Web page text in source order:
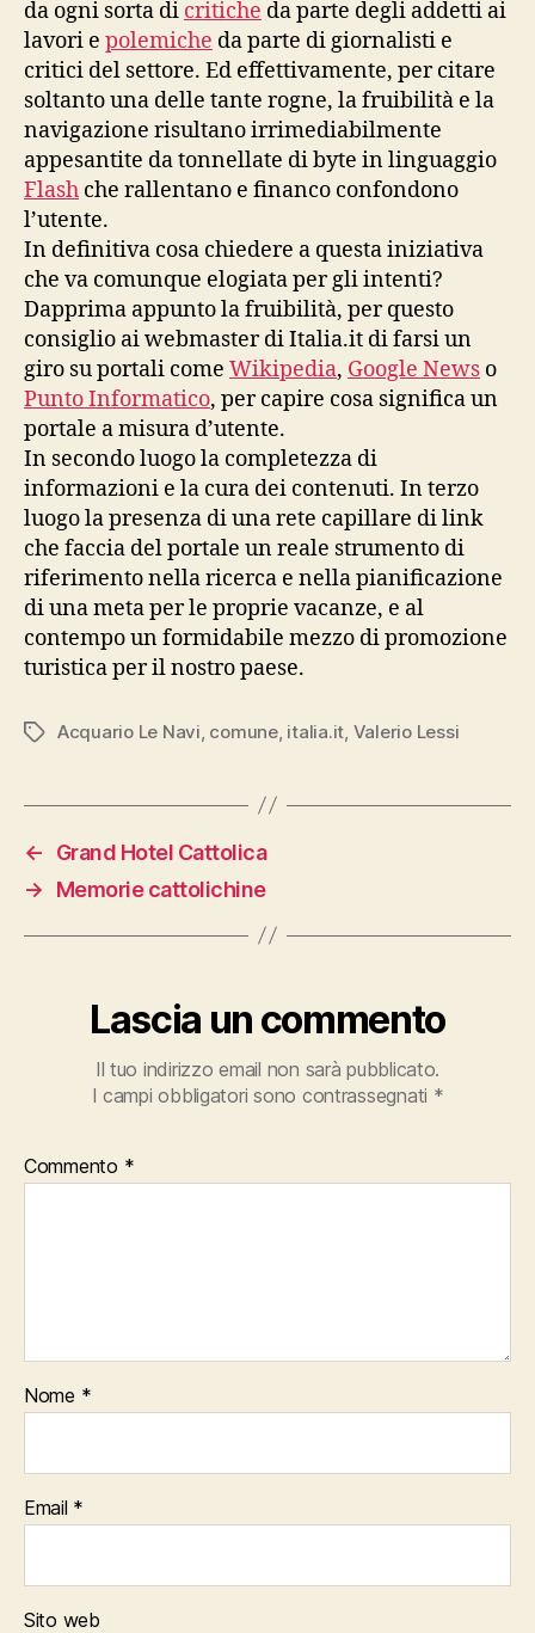
da ogni sorta di critiche da parte degli addetti ai
lavori e polemiche da parte di giornalisti e
critici del settore. Ed effettivamente, per citare
soltanto una delle tante rogne, la fruibilità e la
navigazione risultano irrimediabilmente
appesantite da tonnellate di byte in linguaggio
Flash che rallentano e financo confondono
l’utente.
In definitiva cosa chiedere a questa iniziativa
che va comunque elogiata per gli intenti?
Dapprima appunto la fruibilità, per questo
consiglio ai webmaster di Italia.it di farsi un
giro su portali come Wikipedia, Google News o
Punto Informatico, per capire cosa significa un
portale a misura d’utente.
In secondo luogo la completezza di
informazioni e la cura dei contenuti. In terzo
luogo la presenza di una rete capillare di link
che faccia del portale un reale strumento di
riferimento nella ricerca e nella pianificazione
di una meta per le proprie vacanze, e al
contempo un formidabile mezzo di promozione
turistica per il nostro paese.
Tag Acquario Le Navi comune, italia.it Valerio Lessi
←
Grand Hotel Cattolica
→
Memorie cattolichine
Lascia un commento
Il tuo indirizzo email non sarà pubblicato.
I campi obbligatori sono contrassegnati *
Commento *
Nome *
Email *
Sito web